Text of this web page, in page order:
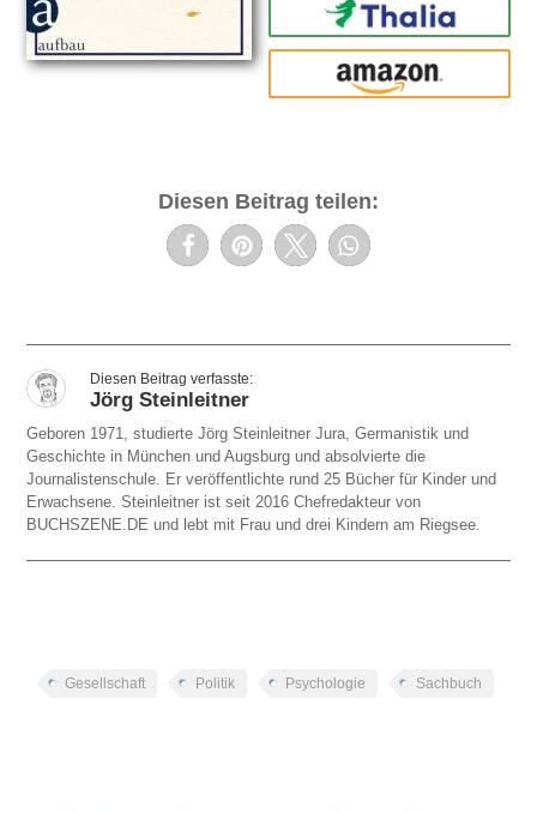
Thalia
amazon
Diesen Beitrag teilen:
Jörg Steinleitner
Geboren 1971, studierte Jörg Steinleitner Jura, Germanistik und
Geschichte in München und Augsburg und absolvierte die
Journalistenschule. Er veröffentlichte rund 25 Bücher für Kinder und
Erwachsene. Steinleitner ist seit 2016 Chefredakteur von
BUCHSZENE.DE und lebt mit Frau und drei Kindern am Riegsee.
Gesellschaft Politik Psychologie Sachbuch